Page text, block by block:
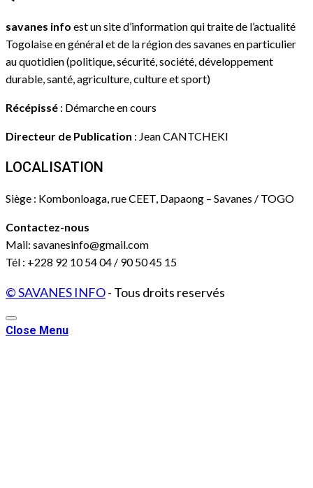
savanes info est un site d’information qui traite de l’actualité
Togolaise en général et de la région des savanes en particulier
au quotidien (politique, sécurité, société, développement
durable, santé, agriculture, culture et sport)
Récépissé : Démarche en cours
Directeur de Publication : Jean CANTCHEKI
LOCALISATION
Siège : Kombonloaga, rue CEET, Dapaong – Savanes / TOGO
Contactez-nous
Mail: savanesinfo@gmail.com
Tél : +228 92 10 54 04 / 90 50 45 15
© SAVANES INFO- Tous droits reservés
Close Menu